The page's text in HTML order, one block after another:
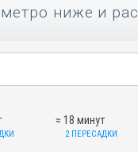
ниже и
≈ 18 минут
2 ПЕРЕСАДКИ